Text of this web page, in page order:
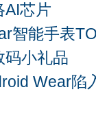
AI芯片
智能手表
码小礼品
Wear陷